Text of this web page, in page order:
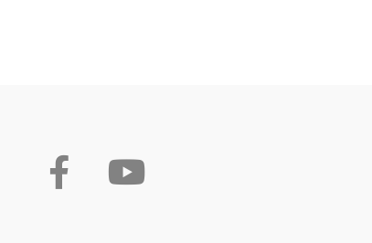
F
a
Y